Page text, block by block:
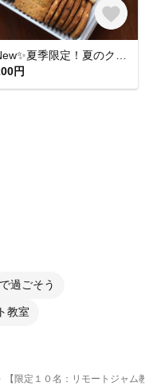
円
過ごそう
教室
【限定１０名：リモートジャム